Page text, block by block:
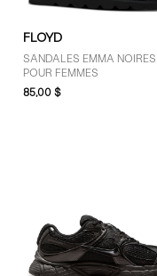
AFFICHER PLUS
101 $ - 125 $ (64)
30 $ - 50 $ (13)
TAILLE
FLOYD
SANDALES EMMA NOIRES
POUR FEMMES
85,00 $